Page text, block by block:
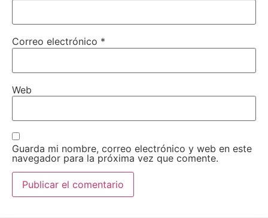
Correo electrónico *
Web
Guarda mi nombre, correo electrónico y web en este
navegador para la próxima vez que comente.